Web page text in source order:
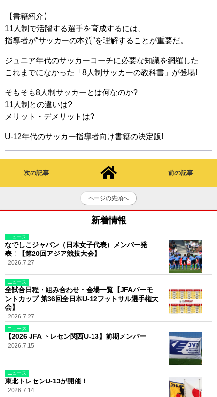
【書籍紹介】
11人制で活躍する選手を育成するには、
指導者が“サッカーの本質”を理解することが重要だ。
ジュニア年代のサッカーコーチに必要な知識を網羅した
これまでになかった「8人制サッカーの教科書」が登場!
そもそも8人制サッカーとは何なのか?
11人制との違いは?
メリット・デメリットは?
U-12年代のサッカー指導者向け書籍の決定版!
次の記事 前の記事
ページの先頭へ
新着情報
ニュース
なでしこジャパン（日本女子代表）メンバー発
表！【第20回アジア競技大会】
2026.7.27
ニュース
全試合日程・組み合わせ・会場一覧【JFAバーモ
ントカップ 第36回全日本U-12フットサル選手権大
会】
2026.7.27
ニュース
【2026 JFA トレセン関西U-13】前期メンバー
2026.7.15
ニュース
東北トレセンU-13が開催！
2026.7.14